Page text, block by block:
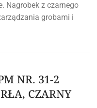
Nagrobek z czarnego
grobami i
NR. 31-2
CZARNY